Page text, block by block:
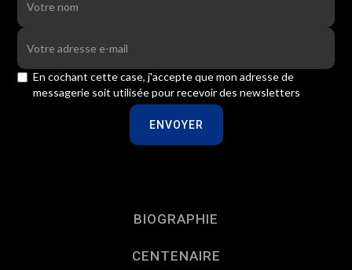
En cochant cette case, j'accepte que mon adresse de
messagerie soit utilisée pour recevoir des newsletters
BIOGRAPHIE
CENTENAIRE